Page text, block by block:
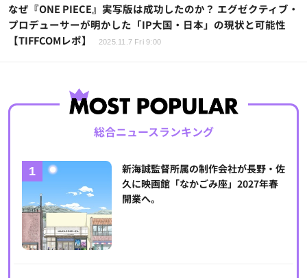
なぜ『ONE PIECE』実写版は成功したのか？ エグゼクティブ・
プロデューサーが明かした「IP大国・日本」の現状と可能性
【TIFFCOMレポ】
2025.11.7 Fri 9:00
総合ニュースランキング
新海誠監督所属の制作会社が長野・佐
久に映画館「なかごみ座」2027年春
開業へ。